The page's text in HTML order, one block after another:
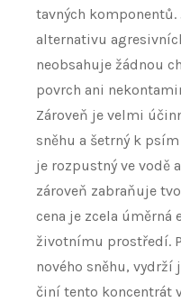
tavných komponentů.
alternativu
neobsahuje žádnou
povrch ani
Zároveň je velmi
sněhu a šetrný k
je rozpustný ve vodě
zároveň zabraňuje
cena je zcela
životnímu prostředí.
nového sněhu, vydrží
činí tento koncentrát